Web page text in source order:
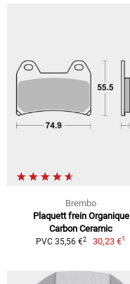
Brembo
Plaquett frein Organique
Carbon Ceramic
PVC 35,56 €2 30,23 €1